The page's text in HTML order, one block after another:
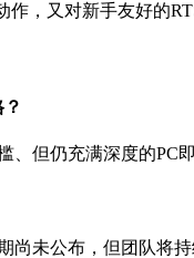
作，又对新手友好的
、但仍充满深度的PC
尚未公布，但团队将